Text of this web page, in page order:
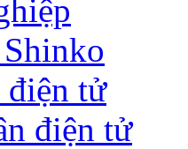
điện tử
điện tử